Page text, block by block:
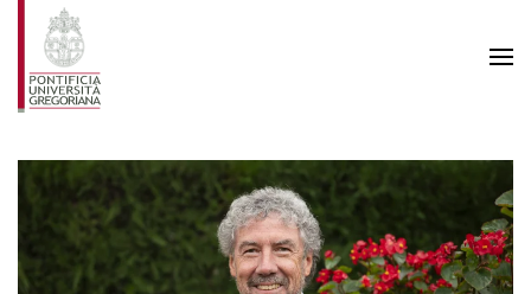
Skip to main content